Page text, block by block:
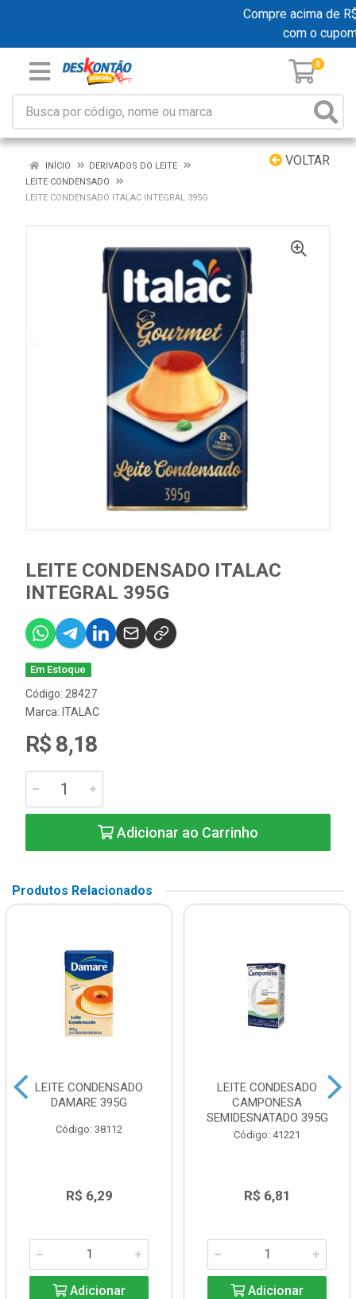
Compre acima de
com o
0
VOLTAR
INÍCIO
DERIVADOS DO LEITE
LEITE CONDENSADO
LEITE CONDENSADO ITALAC INTEGRAL 395G
LEITE CONDENSADO ITALAC
INTEGRAL 395G
Em Estoque
Código: 28427
Marca: ITALAC
R$ 8,18
Adicionar ao Carrinho
Produtos Relacionados
LEITE CONDENSADO
DAMARE 395G
Código: 38112
R$ 6,29
Adicionar
LEITE CONDESADO
CAMPONESA
SEMIDESNATADO 395G
Código: 41221
R$ 6,81
Adicionar